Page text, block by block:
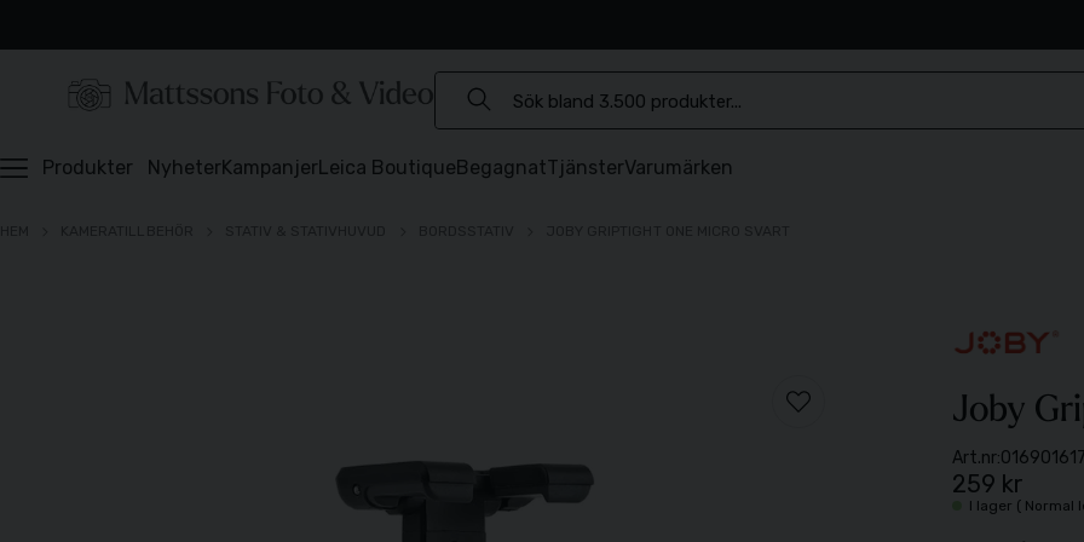
Produkter NyheterKampanjerLeica BoutiqueBegagnatTjänsterVarumärken
Joby
Art.nr:
259 kr
I lager ( Normal